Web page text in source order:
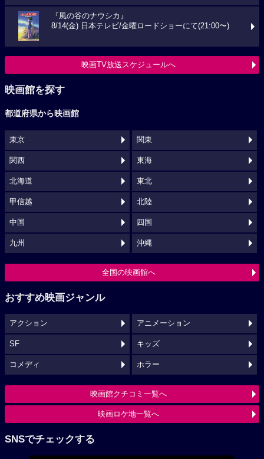
『風の谷のナウシカ』
8/14(金) 日本テレビ/金曜ロードショーにて(21:00〜)
映画TV放送スケジュールへ
映画館を探す
都道府県から映画館
東京 関東
関西 東海
北海道 東北
甲信越 北陸
中国 四国
九州 沖縄
全国の映画館へ
おすすめ映画ジャンル
アクション アニメーション
SF キッズ
コメディ ホラー
映画館クチコミ一覧へ
映画ロケ地一覧へ
SNSでチェックする